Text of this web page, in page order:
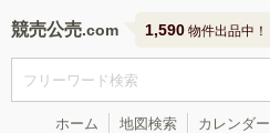
競売公売 1,590 物件出品中！
ホーム 地図検索 カレンダー